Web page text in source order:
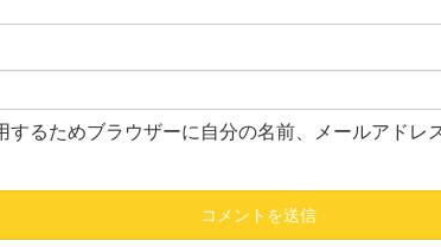
するためブラウザーに自分の名前、メールアドレ